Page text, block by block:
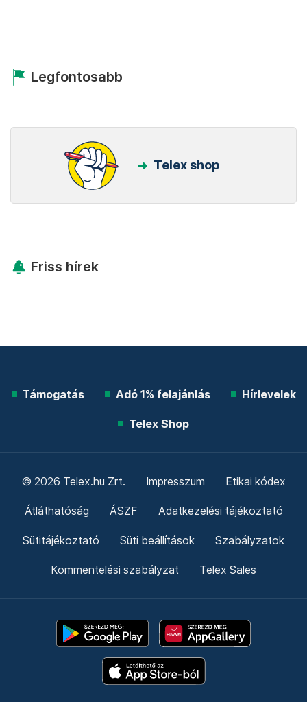
Legfontosabb
Telex shop
Friss hírek
Támogatás Adó 1% felajánlás Hírlevelek
Telex Shop
© 2026 Telex.hu Zrt. Impresszum Etikai kódex
Átláthatóság ÁSZF Adatkezelési tájékoztató
Sütitájékoztató Süti beállítások Szabályzatok
Kommentelési szabályzat Telex Sales